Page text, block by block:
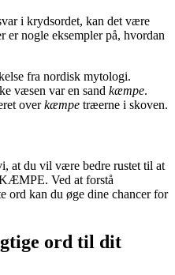
i krydsordet, kan det være
nogle eksempler på, hvordan
fra nordisk mytologi.
væsen var en sand kæmpe.
overkæmpe træerne i skoven.
at du vil være bedre rustet til at
Ved at forstå
ord kan du øge dine chancer for
ord til dit